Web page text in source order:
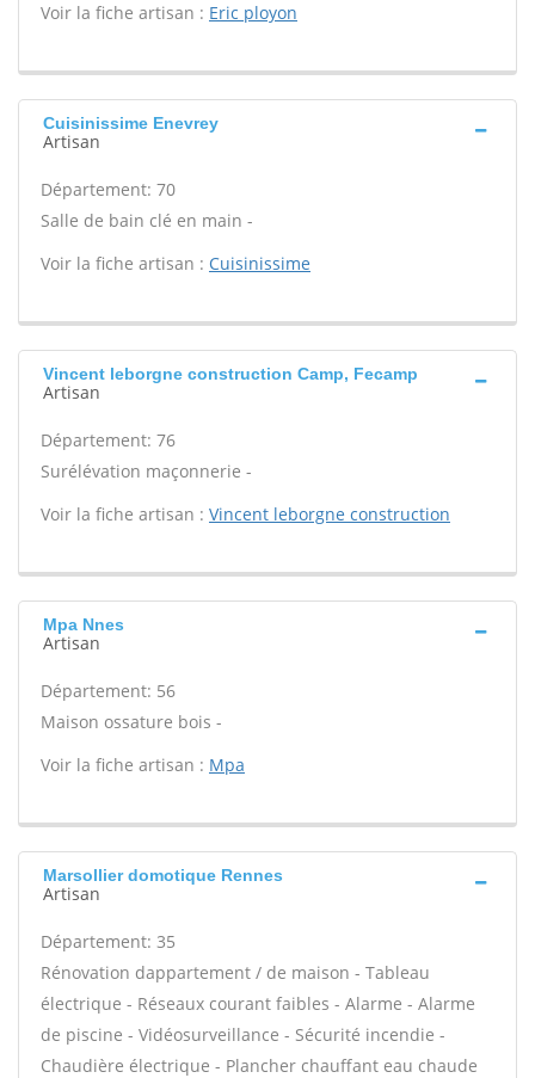
Voir la fiche artisan : Eric ployon
Cuisinissime Enevrey
Artisan
Département: 70
Salle de bain clé en main -
Voir la fiche artisan : Cuisinissime
Vincent leborgne construction Camp, Fecamp
Artisan
Département: 76
Surélévation maçonnerie -
Voir la fiche artisan : Vincent leborgne construction
Mpa Nnes
Artisan
Département: 56
Maison ossature bois -
Voir la fiche artisan : Mpa
Marsollier domotique Rennes
Artisan
Département: 35
Rénovation dappartement / de maison - Tableau
électrique - Réseaux courant faibles - Alarme - Alarme
de piscine - Vidéosurveillance - Sécurité incendie -
Chaudière électrique - Plancher chauffant eau chaude